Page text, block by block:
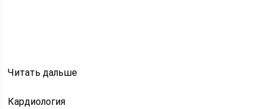
Читать дальше
Кардиология